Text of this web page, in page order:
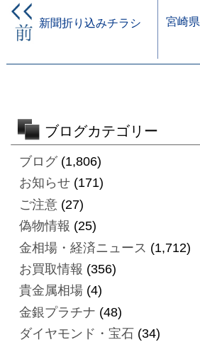
新聞折り込みチラシ 宮崎県
ブログカテゴリー
ブログ(1,806)
お知らせ(171)
ご注意(27)
偽物情報 (25)
金相場・経済ニュース (1,712)
お買取情報 (356)
貴金属相場(4)
金銀プラチナ (48)
ダイヤモンド・宝石 (34)